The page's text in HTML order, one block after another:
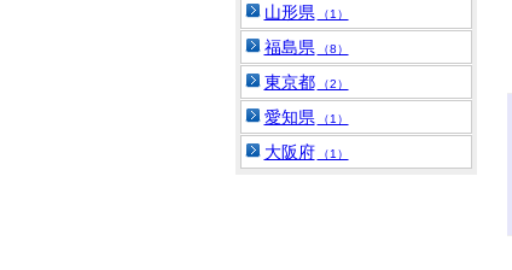
山形県 （1）
福島県 （8）
東京都 （2）
愛知県 （1）
大阪府 （1）